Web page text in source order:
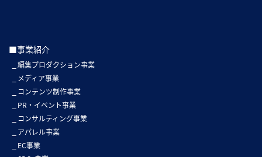
■事業紹介
編集プロダクション事業
メディア事業
コンテンツ制作事業
PR・イベント事業
コンサルティング事業
アパレル事業
EC事業